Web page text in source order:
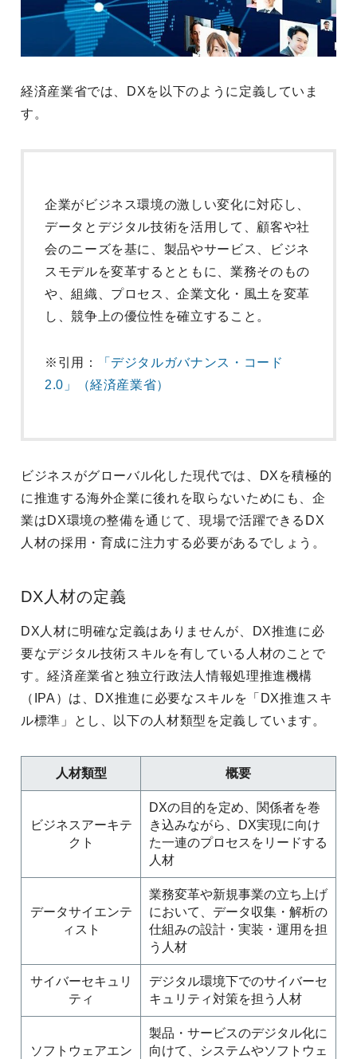
経済産業省では、DXを以下のように定義していま
す。
企業がビジネス環境の激しい変化に対応し、
データとデジタル技術を活用して、顧客や社
会のニーズを基に、製品やサービス、ビジネ
スモデルを変革するとともに、業務そのもの
や、組織、プロセス、企業文化・風土を変革
し、競争上の優位性を確立すること。
※引用：
「デジタルガバナンス・コード
2.0」（経済産業省）
ビジネスがグローバル化した現代では、DXを積極的
に推進する海外企業に後れを取らないためにも、企
業はDX環境の整備を通じて、現場で活躍できるDX
人材の採用・育成に注力する必要があるでしょう。
DX人材の定義
DX人材に明確な定義はありませんが、DX推進に必
要なデジタル技術スキルを有している人材のことで
す。経済産業省と独立行政法人情報処理推進機構
（IPA）は、DX推進に必要なスキルを「DX推進スキ
ル標準」とし、以下の人材類型を定義しています。
人材類型 概要
ビジネスアーキテ
クト
DXの目的を定め、関係者を巻
き込みながら、DX実現に向け
た一連のプロセスをリードする
人材
データサイエンテ
ィスト
業務変革や新規事業の立ち上げ
において、データ収集・解析の
仕組みの設計・実装・運用を担
う人材
サイバーセキュリ
ティ
デジタル環境下でのサイバーセ
キュリティ対策を担う人材
ソフトウェアエン
製品・サービスのデジタル化に
向けて、システムやソフトウェ